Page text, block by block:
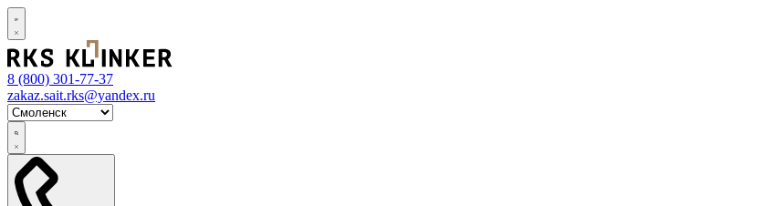
8 (800) 301-77-37
zakaz.sait.rks@yandex.ru